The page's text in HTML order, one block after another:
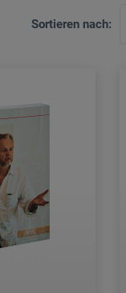
Sortieren nach: